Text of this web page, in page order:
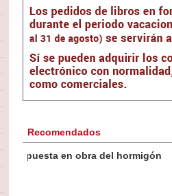
Recomendados
Botánica Agroalimentaria